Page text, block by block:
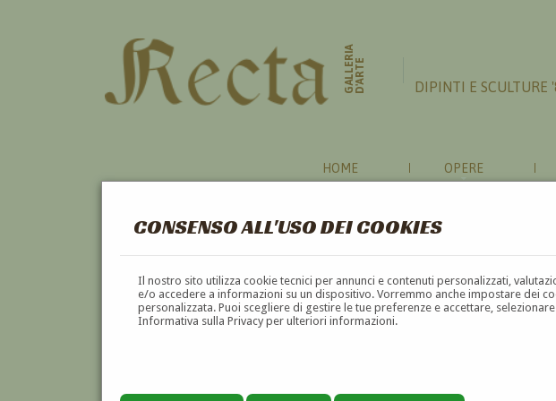
CONSENSO ALL'USO DEI COOKIES
Il nostro sito utilizza cookie tecnici per annunci e contenuti personalizzati,
e/o accedere a informazioni su un dispositivo. Vorremmo anche impostare dei
personalizzata. Puoi scegliere di gestire le tue preferenze e accettare,
Informativa sulla Privacy per ulteriori informazioni.
GALLERIAD'ARTE DIPINTI E SCULTURE
HOME OPERE
ULISSE
A B C D E F G H I J K L